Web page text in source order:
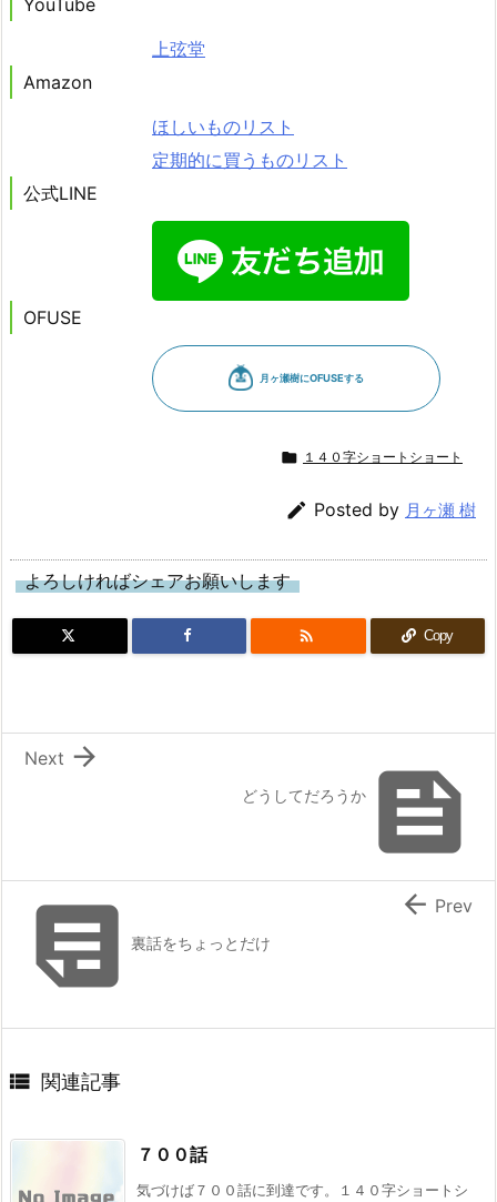
上弦堂
Amazon
ほしいものリスト
定期的に買うものリスト
公式LINE
OFUSE
 １４０字ショートショート
 Posted by 月ヶ瀬 樹
よろしければシェアお願いします
 Copy

どうしてだろうか

Next
裏話をちょっとだけ
 Prev
 関連記事
７００話
気づけば７００話に到達です。１４０字ショートシ